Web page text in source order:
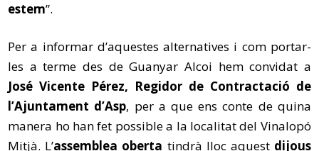
estem”.
Per a informar d’aquestes alternatives i com portar-
les a terme des de Guanyar Alcoi hem convidat a
José Vicente Pérez, Regidor de Contractació de
l’Ajuntament d’Asp, per a que ens conte de quina
manera ho han fet possible a la localitat del Vinalopó
Mitjà. L’assemblea oberta tindrà lloc aquest dijous